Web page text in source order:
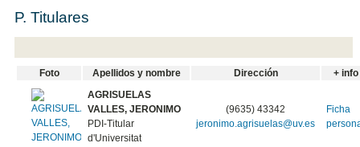
P. Titulares
Foto Apellidos y nombre Dirección
+ info
AGRISUELAS
VALLES, JERONIMO
PDI-Titular
d'Universitat
(9635) 43342
jeronimo.agrisuelas@uv.es
Ficha